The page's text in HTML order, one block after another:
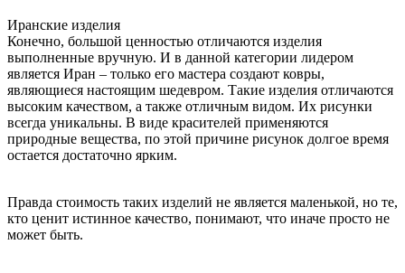
Иранские изделия
Конечно, большой ценностью отличаются изделия
выполненные вручную. И в данной категории лидером
является Иран – только его мастера создают ковры,
являющиеся настоящим шедевром. Такие изделия отличаются
высоким качеством, а также отличным видом. Их рисунки
всегда уникальны. В виде красителей применяются
природные вещества, по этой причине рисунок долгое время
остается достаточно ярким.
Правда стоимость таких изделий не является маленькой, но те,
кто ценит истинное качество, понимают, что иначе просто не
может быть.